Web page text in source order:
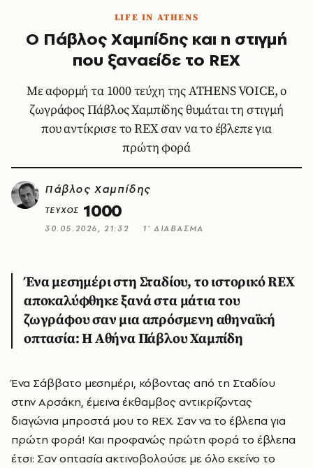
LIFE IN ATHENS
Ο Πάβλος Χαμπίδης και η στιγμή
που ξαναείδε το REX
Με αφορμή τα 1000 τεύχη της ATHENS VOICE, ο
ζωγράφος Πάβλος Χαμπίδης θυμάται τη στιγμή
που αντίκρισε το REX σαν να το έβλεπε για
πρώτη φορά
Πάβλος Χαμπίδης
ΤΕΥΧΟΣ 1000
30.05.2026, 21:32 1’ ΔΙΑΒΑΣΜΑ
Ένα μεσημέρι στη Σταδίου, το ιστορικό REX
αποκαλύφθηκε ξανά στα μάτια του
ζωγράφου σαν μια απρόσμενη αθηναϊκή
οπτασία: Η Αθήνα Πάβλου Χαμπίδη
Ένα Σάββατο μεσημέρι, κόβοντας από τη Σταδίου
στην Αρσάκη, έμεινα έκθαμβος αντικρίζοντας
διαγώνια μπροστά μου το REX. Σαν να το έβλεπα για
πρώτη φορά! Και προφανώς πρώτη φορά το έβλεπα
έτσι: Σαν οπτασία ακτινοβολούσε με όλο εκείνο το